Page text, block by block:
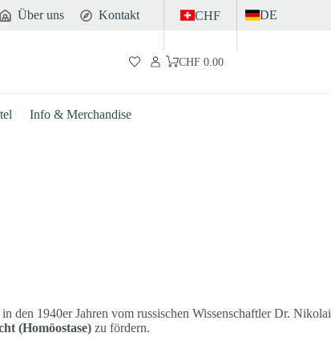
Über uns Kontakt CHF DE
Warenkorb
CHF0.00
Info & Merchandise
den 1940er Jahren vom russischen Wissenschaftler Dr. Nikolai
(Homöostase) zu fördern.